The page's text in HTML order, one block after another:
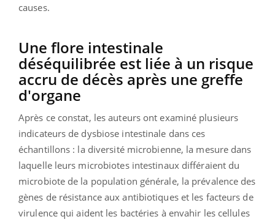
causes.
Une flore intestinale
déséquilibrée est liée à un risque
accru de décès après une greffe
d'organe
Après ce constat, les auteurs ont examiné plusieurs
indicateurs de dysbiose intestinale dans ces
échantillons : la diversité microbienne, la mesure dans
laquelle leurs microbiotes intestinaux différaient du
microbiote de la population générale, la prévalence des
gènes de résistance aux antibiotiques et les facteurs de
virulence qui aident les bactéries à envahir les cellules